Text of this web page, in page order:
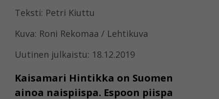
Teksti: Petri Kiuttu
Kuva: Roni Rekomaa / Lehtikuva
Uutinen julkaistu: 18.12.2019
Kaisamari Hintikka on Suomen
ainoa naispiispa. Espoon piispa